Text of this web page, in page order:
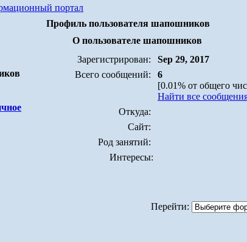
портал
Профиль пользователя шапошников
О пользователе шапошников
Зарегистрирован:
Sep 29, 2017
Всего сообщений:
6
[0.01% от общего
Найти все
Откуда:
Сайт:
Род занятий:
Интересы:
Перейти: